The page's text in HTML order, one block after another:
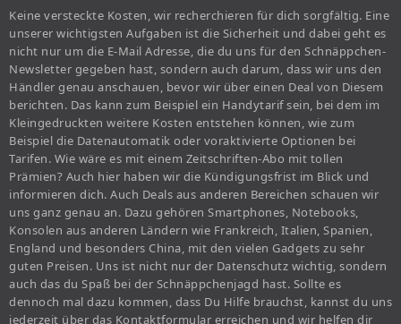
Keine versteckte Kosten, wir recherchieren für dich sorgfältig. Eine
unserer wichtigsten Aufgaben ist die Sicherheit und dabei geht es
nicht nur um die E-Mail Adresse, die du uns für den Schnäppchen-
Newsletter gegeben hast, sondern auch darum, dass wir uns den
Händler genau anschauen, bevor wir über einen Deal von Diesem
berichten. Das kann zum Beispiel ein Handytarif sein, bei dem im
Kleingedruckten weitere Kosten entstehen können, wie zum
Beispiel die Datenautomatik oder voraktivierte Optionen bei
Tarifen. Wie wäre es mit einem Zeitschriften-Abo mit tollen
Prämien? Auch hier haben wir die Kündigungsfrist im Blick und
informieren dich. Auch Deals aus anderen Bereichen schauen wir
uns ganz genau an. Dazu gehören Smartphones, Notebooks,
Konsolen aus anderen Ländern wie Frankreich, Italien, Spanien,
England und besonders China, mit den vielen Gadgets zu sehr
guten Preisen. Uns ist nicht nur der Datenschutz wichtig, sondern
auch das du Spaß bei der Schnäppchenjagd hast. Sollte es
dennoch mal dazu kommen, dass Du Hilfe brauchst, kannst du uns
jederzeit über das Kontaktformular erreichen und wir helfen dir